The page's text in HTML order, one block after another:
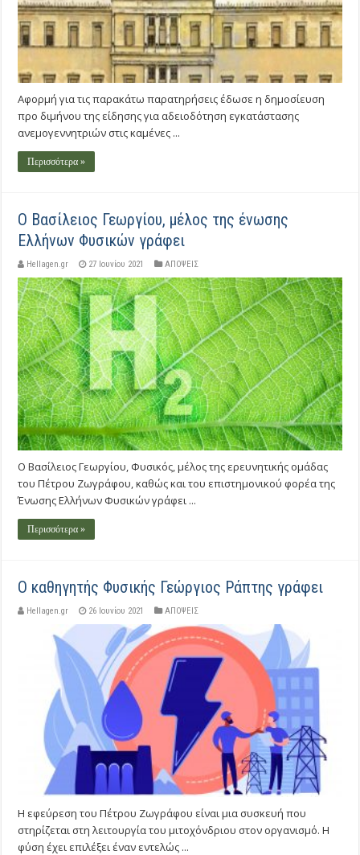
Αφορμή για τις παρακάτω παρατηρήσεις έδωσε η δημοσίευση
προ διμήνου της είδησης για αδειοδότηση εγκατάστασης
ανεμογεννητριών στις καμένες ...
Περισσότερα »
O Βασίλειος Γεωργίου, μέλος της ένωσης
Ελλήνων Φυσικών γράφει
Hellagen.gr 27 Ιουνίου 2021 ΑΠΟΨΕΙΣ
Ο Βασίλειος Γεωργίου, Φυσικός, μέλος της ερευνητικής ομάδας
του Πέτρου Ζωγράφου, καθώς και του επιστημονικού φορέα της
Ένωσης Ελλήνων Φυσικών γράφει ...
Περισσότερα »
O καθηγητής Φυσικής Γεώργιος Ράπτης γράφει
Hellagen.gr 26 Ιουνίου 2021 ΑΠΟΨΕΙΣ
Η εφεύρεση του Πέτρου Ζωγράφου είναι μια συσκευή που
στηρίζεται στη λειτουργία του μιτοχόνδριου στον οργανισμό. Η
φύση έχει επιλέξει έναν εντελώς ...